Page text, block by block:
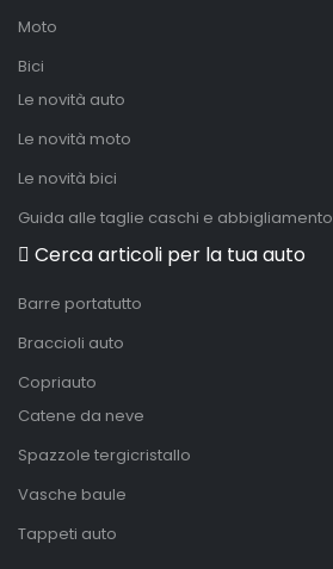
Moto
Bici
Le novità auto
Le novità moto
Le novità bici
Guida alle taglie caschi e abbigliamento
Cerca articoli per la tua auto
Barre portatutto
Braccioli auto
Copriauto
Catene da neve
Spazzole tergicristallo
Vasche baule
Tappeti auto